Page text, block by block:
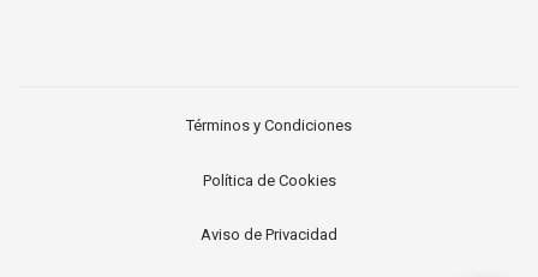
Términos y Condiciones
Política de Cookies
Aviso de Privacidad